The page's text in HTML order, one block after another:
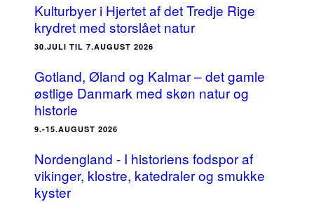
Kulturbyer i Hjertet af det Tredje Rige
krydret med storslået natur
30.JULI TIL 7.AUGUST 2026
Gotland, Øland og Kalmar – det gamle
østlige Danmark med skøn natur og
historie
9.-15.AUGUST 2026
Nordengland - I historiens fodspor af
vikinger, klostre, katedraler og smukke
kyster